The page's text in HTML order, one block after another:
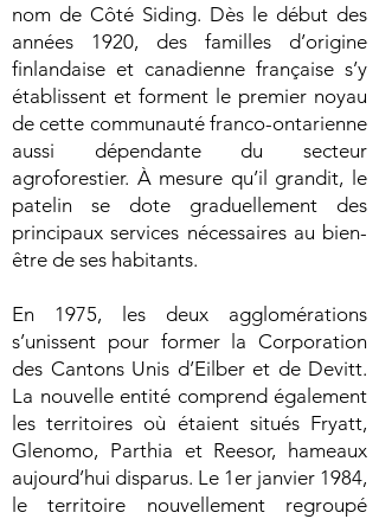
nom de Côté Siding. Dès le début des
années 1920, des familles d’origine
finlandaise et canadienne française s’y
établissent et forment le premier noyau
de cette communauté franco-ontarienne
aussi dépendante du secteur
agroforestier. À mesure qu’il grandit, le
patelin se dote graduellement des
principaux services nécessaires au bien-
être de ses habitants.
En 1975, les deux agglomérations
s’unissent pour former la Corporation
des Cantons Unis d’Eilber et de Devitt.
La nouvelle entité comprend également
les territoires où étaient situés Fryatt,
Glenomo, Parthia et Reesor, hameaux
aujourd’hui disparus. Le 1er janvier 1984,
le territoire nouvellement regroupé